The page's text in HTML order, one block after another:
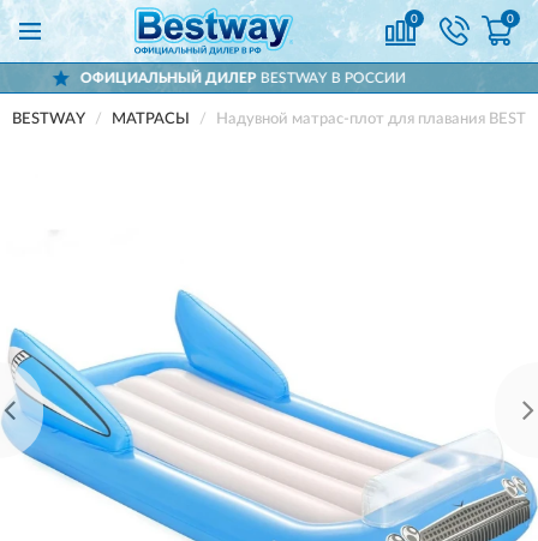
0 0
ДИЛЕРBESTWAY В РОССИИ
BESTWAY МАТРАСЫ Надувной матрас-плот для плавания